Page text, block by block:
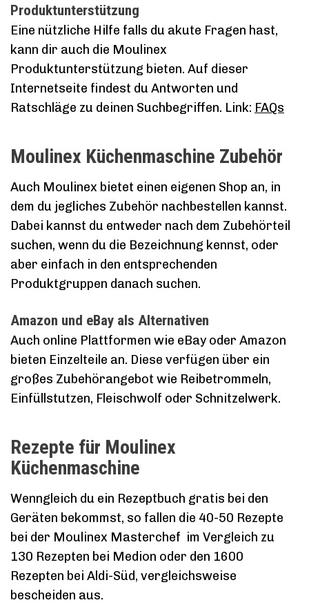
Produktunterstützung
Eine nützliche Hilfe falls du akute Fragen hast,
kann dir auch die Moulinex
Produktunterstützung bieten. Auf dieser
Internetseite findest du Antworten und
Ratschläge zu deinen Suchbegriffen. Link: FAQs
Moulinex Küchenmaschine Zubehör
Auch Moulinex bietet einen eigenen Shop an, in
dem du jegliches Zubehör nachbestellen kannst.
Dabei kannst du entweder nach dem Zubehörteil
suchen, wenn du die Bezeichnung kennst, oder
aber einfach in den entsprechenden
Produktgruppen danach suchen.
Amazon und eBay als Alternativen
Auch online Plattformen wie eBay oder Amazon
bieten Einzelteile an. Diese verfügen über ein
großes Zubehörangebot wie Reibetrommeln,
Einfüllstutzen, Fleischwolf oder Schnitzelwerk.
Rezepte für Moulinex
Küchenmaschine
Wenngleich du ein Rezeptbuch gratis bei den
Geräten bekommst, so fallen die 40-50 Rezepte
bei der Moulinex Masterchef im Vergleich zu
130 Rezepten bei Medion oder den 1600
Rezepten bei Aldi-Süd, vergleichsweise
bescheiden aus.